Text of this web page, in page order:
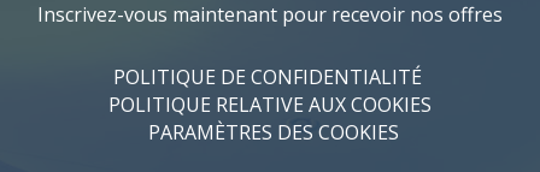
Inscrivez-vous maintenant pour recevoir nos offres
POLITIQUE DE CONFIDENTIALITÉ
POLITIQUE RELATIVE AUX COOKIES
PARAMÈTRES DES COOKIES